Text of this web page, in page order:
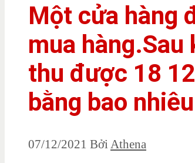
Một cửa hàng
mua hàng.Sau
thu được 18
bằng bao
07/12/2021 Bởi Athena